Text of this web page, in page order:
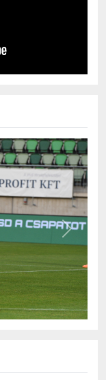
Next